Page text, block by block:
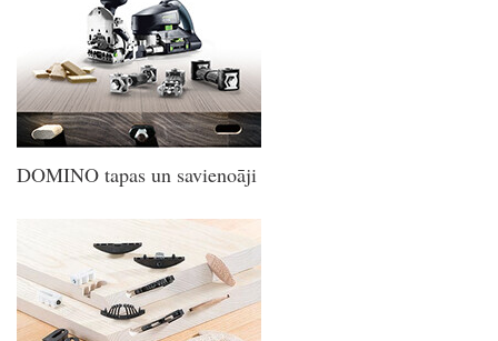
DOMINO tapas un savienoāji